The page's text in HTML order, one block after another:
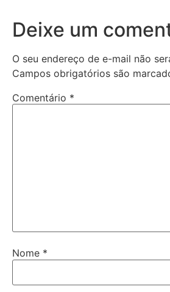
Deixe um
O seu endereço de e-mail não
Campos obrigatórios são
Comentário *
Nome *